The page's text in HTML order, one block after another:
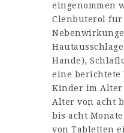
eingenommen
Clenbuterol fur
Hande),
eine berichtete
Kinder im Alter
Alter von acht
bis acht
von Tabletten